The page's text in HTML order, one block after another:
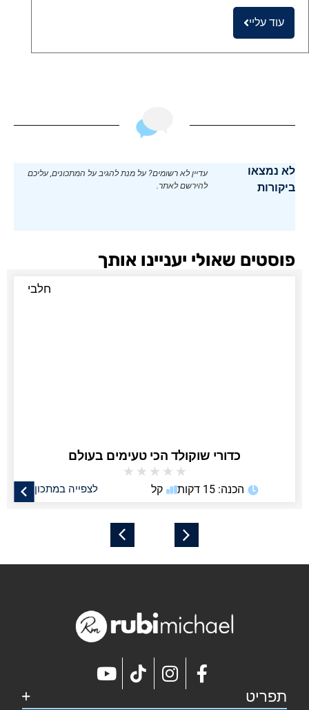
עוד עליי
לא נמצאו
ביקורות
עדיין לא רשומים? על מנת להגיב על המתכונים, עליכם
להירשם לאתר.
פוסטים שאולי יעניינו אותך
חלבי
כדורי שוקולד הכי טעימים בעולם
★
★
★
★
★
לצפייה במתכון הכנה: 15 דקות קל
תפריט